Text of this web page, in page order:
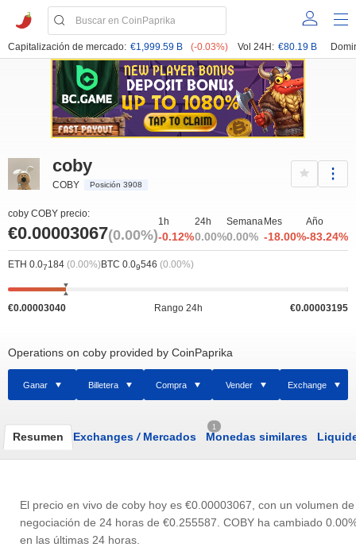
Capitalización de mercado: €1,999.59 B (-0.03%) Vol 24H: €80.19 B
coby
COBY Posición 3908
coby COBY precio:
€0.00003067(0.00%)
1h
-0.12%
24h
0.00%
Semana
0.00%
Mes
-18.00%
Año
-83.24%
ETH 0.07184 (0.00%) BTC 0.09546 (0.00%)
€0.00003040 Rango 24h €0.00003195
Operations on coby provided by CoinPaprika
Ganar Billetera Compra Vender Exchange
Resumen Exchanges /Mercados
1
Monedas similares
El precio en vivo de coby hoy es €0.00003067 , con un volumen de
negociación de 24 horas de €0.255587 . COBY ha cambiado
en las últimas 24 horas.